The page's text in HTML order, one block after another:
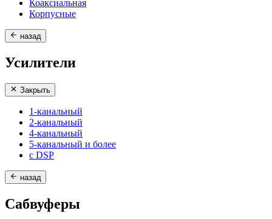
Коаксиальная
Корпусные
назад
Усилители
Закрыть
1-канальный
2-канальный
4-канальный
5-канальный и более
с DSP
назад
Сабвуферы